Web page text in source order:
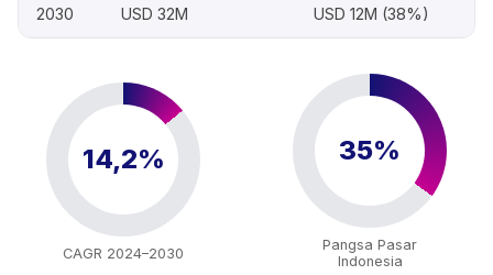
2030 USD 32M USD 12M (38%)
14,2%
CAGR 2024–2030
35%
Pangsa Pasar
Indonesia